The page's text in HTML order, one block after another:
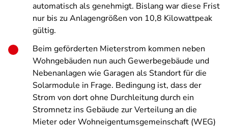
automatisch als genehmigt. Bislang war diese Frist
nur bis zu Anlagengrößen von 10,8 Kilowattpeak
gültig.
Beim geförderten Mieterstrom kommen neben
Wohngebäuden nun auch Gewerbegebäude und
Nebenanlagen wie Garagen als Standort für die
Solarmodule in Frage. Bedingung ist, dass der
Strom von dort ohne Durchleitung durch ein
Stromnetz ins Gebäude zur Verteilung an die
Mieter oder Wohneigentumsgemeinschaft (WEG)